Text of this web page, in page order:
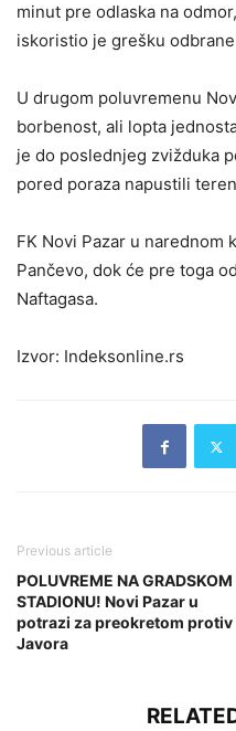
minut pre odlaska na
iskoristio je grešku
U drugom poluvremenu
borbenost, ali lopta
je do poslednjeg zvižduka
pored poraza napustili
FK Novi Pazar u narednom
Pančevo, dok će pre toga
Naftagasa.
Izvor: Indeksonline.rs
Previous article
POLUVREME NA GRADSKOM
STADIONU! Novi Pazar u
potrazi za preokretom protiv
Javora